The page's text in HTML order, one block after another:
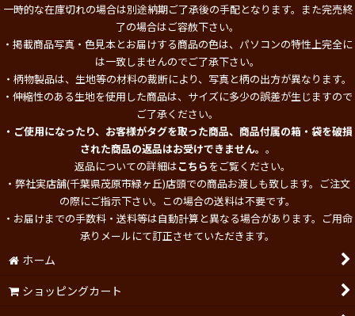
一時的な在庫切れの場合は別途納期ご了承後の手配となります。また完売終
了の場合はご容赦下さい。
・掲載商品写真・色見本とお届けする商品の色は、パソコンの特性上完全に
は一致しませんのでご了承下さい。
・柄物製品は、生地等の材料の裁断により、写真と柄の出方が異なります。
・伸縮性のある生地を使用した商品は、サイズに多少の誤差が生じますので
ご了承ください。
・ご使用になったり、お客様がタグを取った商品、商品付属の箱・袋を破損
された商品の返品はお受けできません。 。
返品についての詳細はこちらをご覧ください。
・弊社実店舗(千葉県茂原市緑ヶ丘)店頭での商品お渡しも致します。ご注文
の際にご指示下さい。この場合の送料は不要です。
・お届けまでの手数料・送料等は自動計算と異なる場合があります。ご用命
承りメールにて訂正させていただきます。
ホーム
ショッピングカート